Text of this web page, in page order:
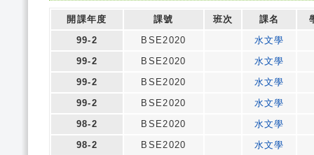
開課年度 課號 班次 課名
99-2
BSE2020
水文學
99-2
BSE2020
水文學
99-2
BSE2020
水文學
99-2
BSE2020
水文學
98-2
BSE2020
水文學
98-2
BSE2020
水文學